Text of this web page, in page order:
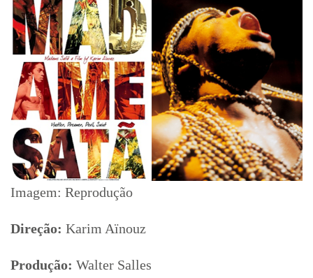
Imagem: Reprodução
Direção: Karim Aïnouz
Produção: Walter Salles